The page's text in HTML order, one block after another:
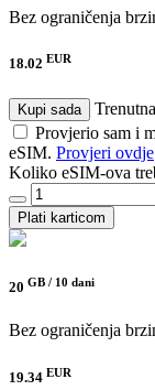
Bez ograničenja
18.02 EUR
Kupi sada
Provjerio sam i
eSIM. Provjeri ovdje
Koliko eSIM-ova
Plati karticom
20 GB / 10 dani
Bez ograničenja
19.34 EUR